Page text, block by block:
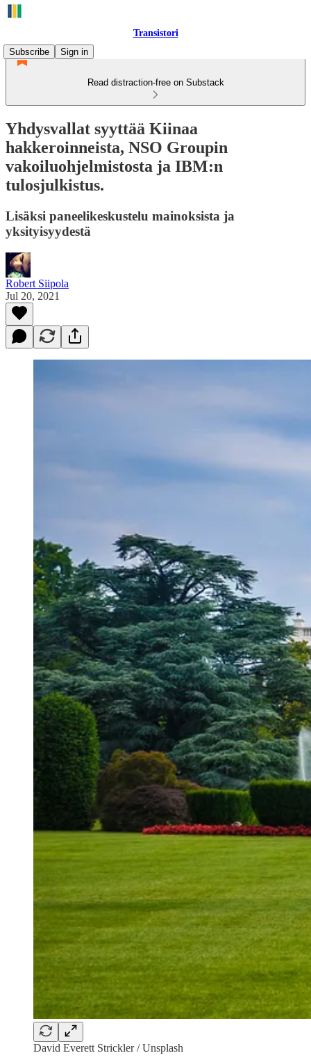
Transistori
Subscribe
Sign in
Read distraction-free on Substack
Yhdysvallat syyttää Kiinaa
hakkeroinneista, NSO Groupin
vakoiluohjelmistosta ja IBM:n
tulosjulkistus.
Lisäksi paneelikeskustelu mainoksista ja
yksityisyydestä
Robert Siipola
Jul 20, 2021
David Everett Strickler / Unsplash